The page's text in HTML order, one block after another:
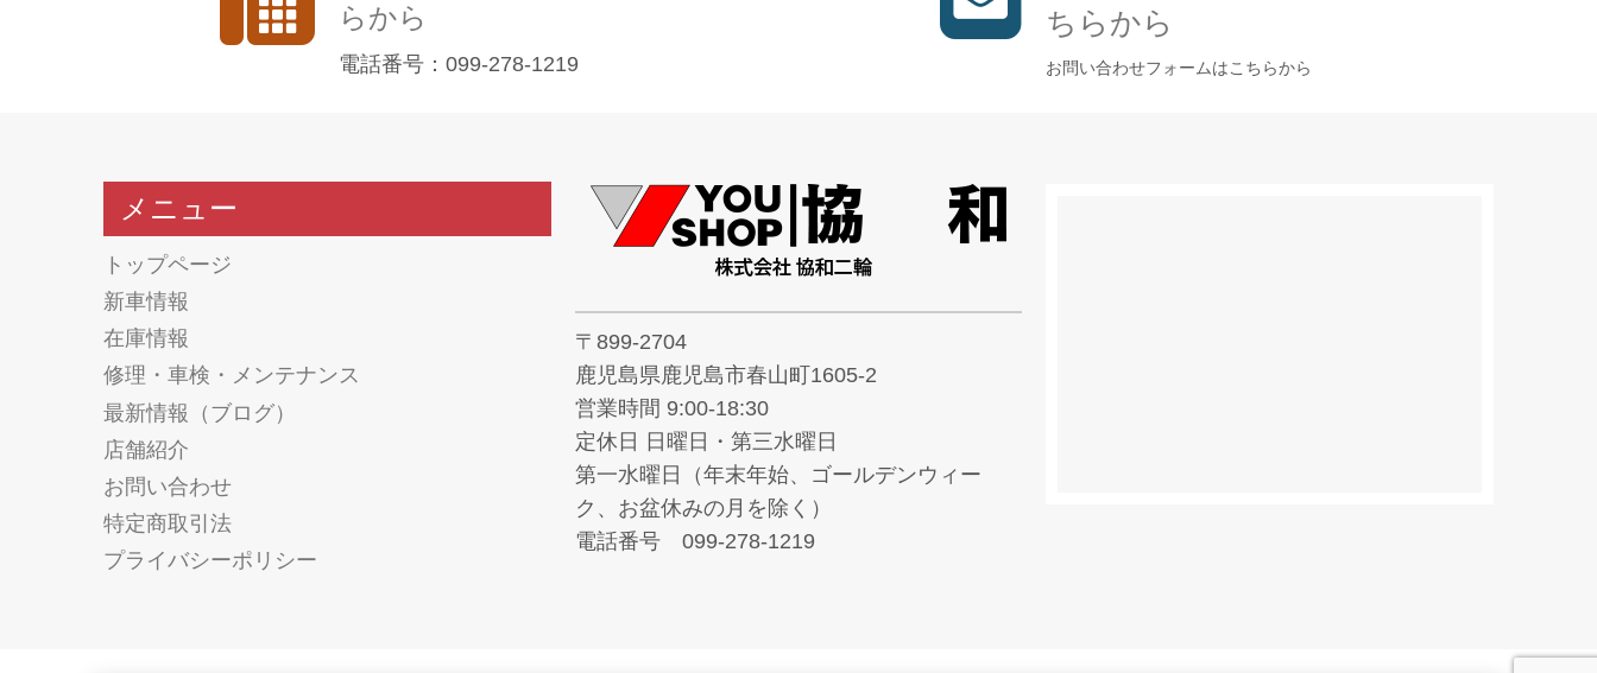
らから
電話番号：099-278-1219
ちらから
お問い合わせフォームはこちらから
メニュー
トップページ
新車情報
在庫情報
修理・車検・メンテナンス
最新情報（ブログ）
店舗紹介
お問い合わせ
特定商取引法
プライバシーポリシー
〒899-2704
鹿児島県鹿児島市春山町1605-2
営業時間 9:00-18:30
定休日 日曜日・第三水曜日
第一水曜日（年末年始、ゴールデンウィー
ク、お盆休みの月を除く）
電話番号 099-278-1219